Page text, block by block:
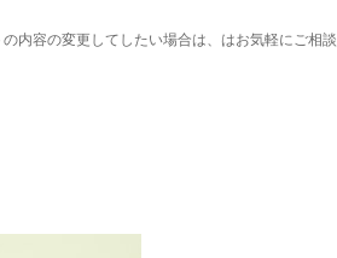
内容の変更してしたい場合は、はお気軽にご相談